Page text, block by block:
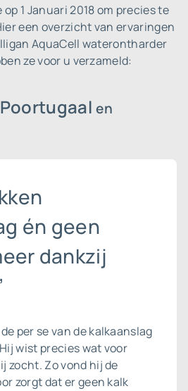
1 Januari 2018 om precies te
een overzicht van ervaringen
AquaCell waterontharder
ze voor u verzameld:
en
én geen
dankzij
per se van dekalkaanslag
wist precies wat voor
zocht. Zo vond hij de
zorgt dat er geen kalk